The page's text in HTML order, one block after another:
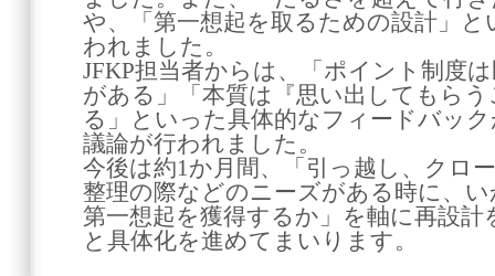
や、「第一想起を取るための設計」
われました。
JFKP担当者からは、「ポイント制度
がある」「本質は『思い出してもら
る」といった具体的なフィードバッ
議論が行われました。
今後は約1か月間、「引っ越し、クロ
整理の際などのニーズがある時に、
第一想起を獲得するか」を軸に再設
と具体化を進めてまいります。